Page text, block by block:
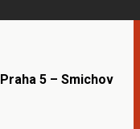
5 – Smichov